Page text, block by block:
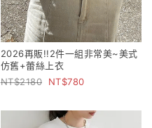
2026再販!!2件一組非常美~美式
仿舊+蕾絲上衣
2180
780